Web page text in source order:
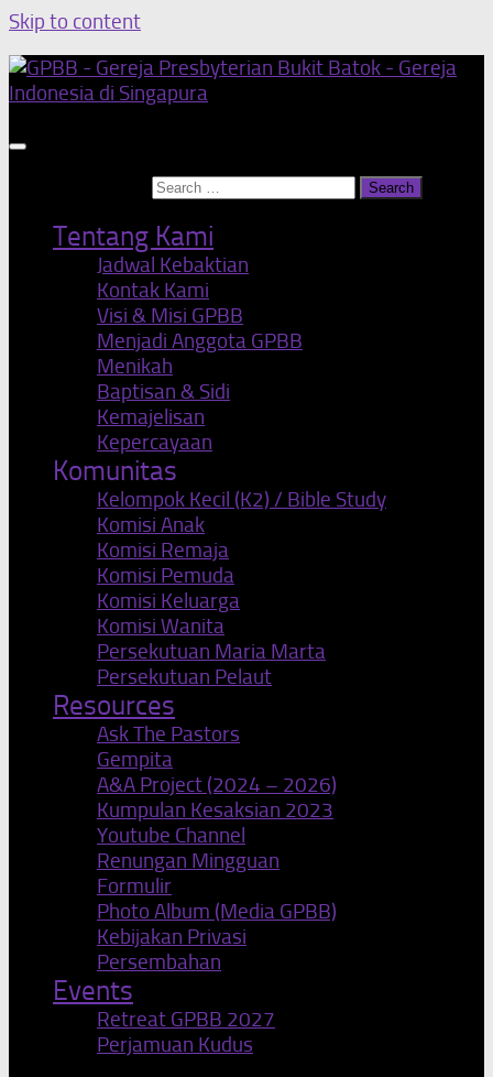
Skip to content
Tentang Kami
Jadwal Kebaktian
Kontak Kami
Visi & Misi GPBB
Menjadi Anggota GPBB
Menikah
Baptisan & Sidi
Kemajelisan
Kepercayaan
Komunitas
Kelompok Kecil (K2) / Bible Study
Komisi Anak
Komisi Remaja
Komisi Pemuda
Komisi Keluarga
Komisi Wanita
Persekutuan Maria Marta
Persekutuan Pelaut
Resources
Ask The Pastors
Gempita
A&A Project (2024 – 2026)
Kumpulan Kesaksian 2023
Youtube Channel
Renungan Mingguan
Formulir
Photo Album (Media GPBB)
Kebijakan Privasi
Persembahan
Events
Retreat GPBB 2027
Perjamuan Kudus